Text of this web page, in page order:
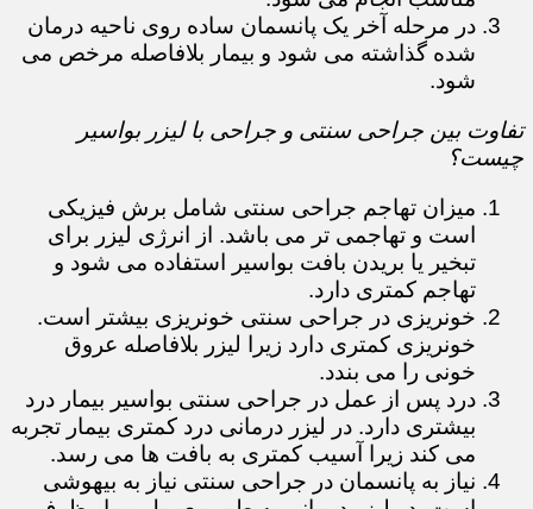
در مرحله آخر یک پانسمان ساده روی ناحیه درمان
شده گذاشته می شود و بیمار بلافاصله مرخص می
شود.
تفاوت بین جراحی سنتی و جراحی با لیزر بواسیر
چیست؟
میزان تهاجم جراحی سنتی شامل برش فیزیکی
است و تهاجمی تر می باشد. از انرژی لیزر برای
تبخیر یا بریدن بافت بواسیر استفاده می شود و
تهاجم کمتری دارد.
خونریزی در جراحی سنتی خونریزی بیشتر است.
خونریزی کمتری دارد زیرا لیزر بلافاصله عروق
خونی را می بندد.
درد پس از عمل در جراحی سنتی بواسیر بیمار درد
بیشتری دارد. در لیزر درمانی درد کمتری بیمار تجربه
می کند زیرا آسیب کمتری به بافت ها می رسد.
نیاز به پانسمان در جراحی سنتی نیاز به بیهوشی